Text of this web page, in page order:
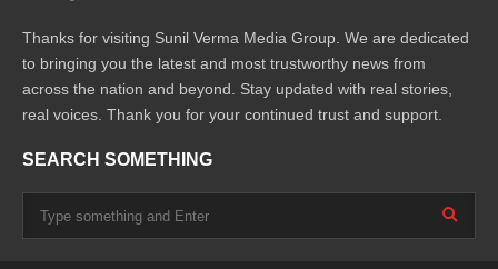
Thanks for visiting Sunil Verma Media Group. We are dedicated
to bringing you the latest and most trustworthy news from
across the nation and beyond. Stay updated with real stories,
real voices. Thank you for your continued trust and support.
SEARCH SOMETHING